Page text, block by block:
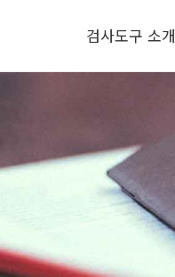
검사도구 소개